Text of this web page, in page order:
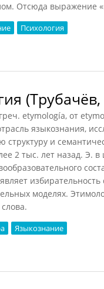
Отсюда выражение
Психология
(Трубачёв,
etymología, от
языкознания,
структуру и
2 тыс. лет назад. Э.
моделях.
Языкознание